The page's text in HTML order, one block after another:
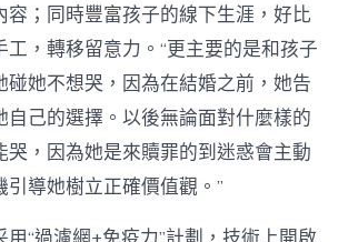
容；同時豐富孩子的線下生涯，好比
工，轉移留意力。“更主要的是和孩子
她不想哭，因為在結婚之前，她告
自己的選擇。以後無論面對什麼樣的
哭，因為她是來贖罪的到迷惑會主動
引導她樹立正確價值觀。”